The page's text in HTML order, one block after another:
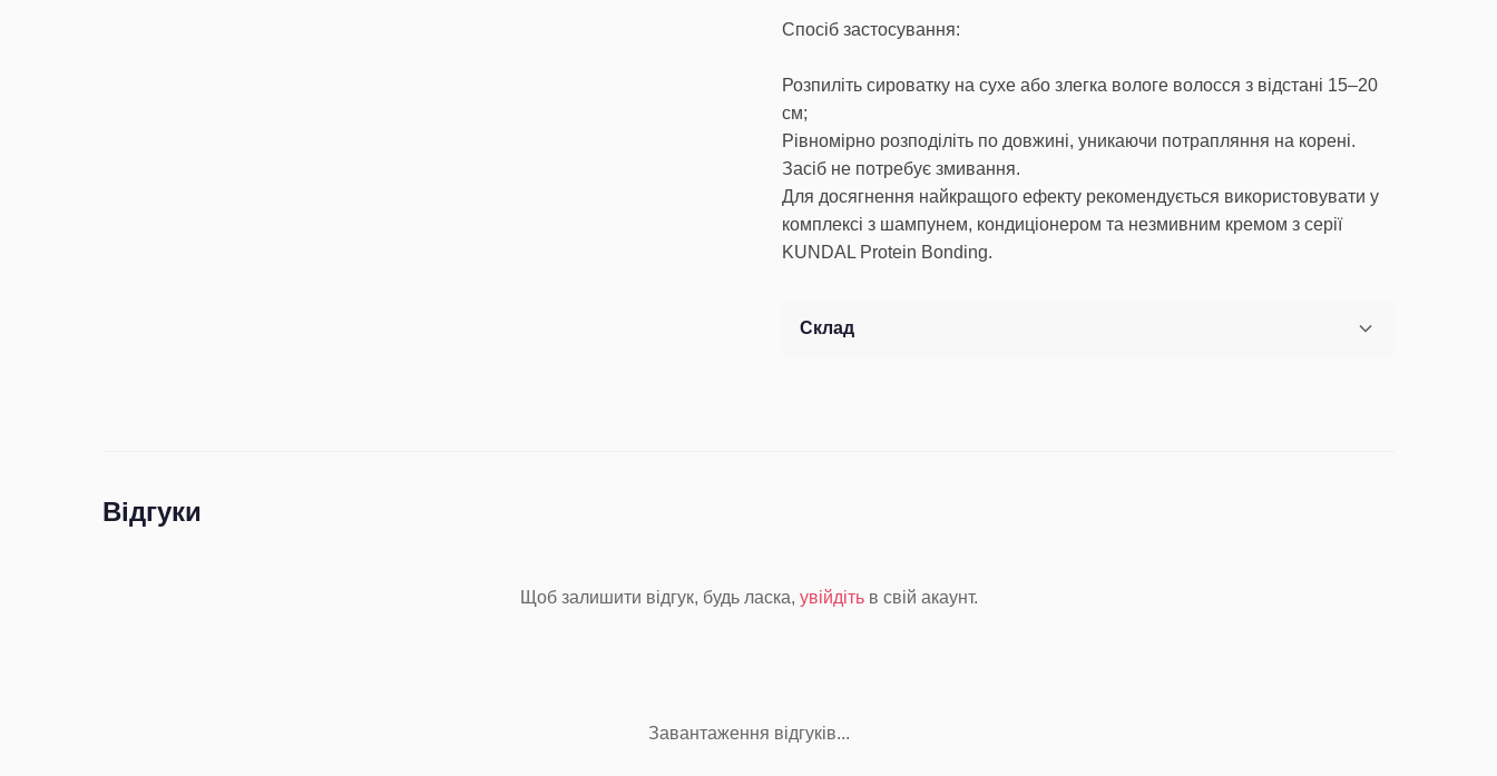
Спосіб застосування:
Розпиліть сироватку на сухе або злегка вологе волосся з відстані 15–20
см;
Рівномірно розподіліть по довжині, уникаючи потрапляння на корені.
Засіб не потребує змивання.
Для досягнення найкращого ефекту рекомендується використовувати у
комплексі з шампунем, кондиціонером та незмивним кремом з серії
KUNDAL Protein Bonding.
Склад
Відгуки
Щоб залишити відгук, будь ласка, увійдітьв свій акаунт.
Завантаження відгуків...